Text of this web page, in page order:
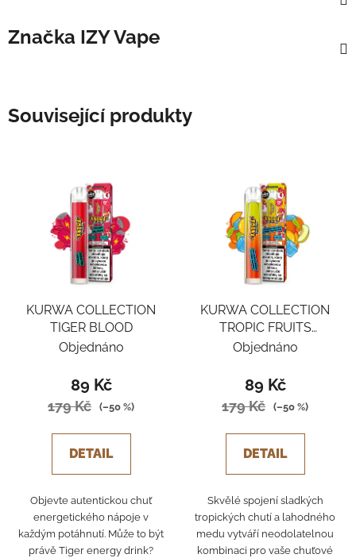
Značka IZY Vape
Související produkty
KURWA COLLECTION
TIGER BLOOD
Objednáno
89 Kč
179 Kč (–50 %)
DETAIL
Objevte autentickou chuť
energetického nápoje v
každým potáhnutí. Může to být
právě Tiger energy drink?
KURWA COLLECTION
TROPIC FRUITS
HONEYDEW ICE
Objednáno
89 Kč
179 Kč (–50 %)
DETAIL
Skvělé spojení sladkých
tropických chutí a lahodného
medu vytváří neodolatelnou
kombinaci pro vaše chuťové